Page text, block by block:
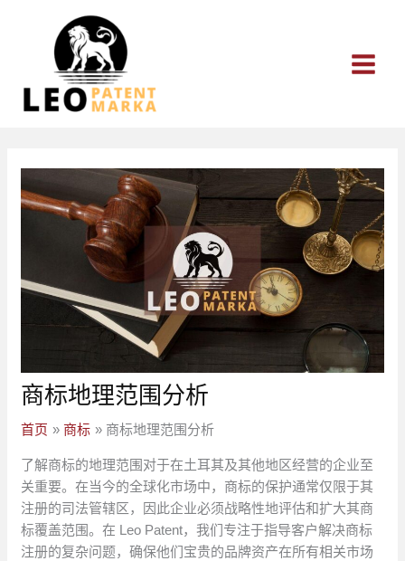
商标地理范围分析
首页 商标 商标地理范围分析
了解商标的地理范围对于在土耳其及其他地区经营的企业至
关重要。在当今的全球化市场中，商标的保护通常仅限于其
注册的司法管辖区，因此企业必须战略性地评估和扩大其商
标覆盖范围。在 Leo Patent，我们专注于指导客户解决商标
注册的复杂问题，确保他们宝贵的品牌资产在所有相关市场